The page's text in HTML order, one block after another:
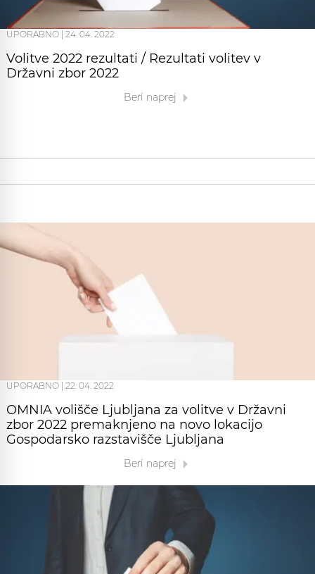
UPORABNO 24. 04. 2022
Volitve 2022 rezultati / Rezultati volitev v
Državni zbor 2022
Beri naprej
UPORABNO | 22. 04. 2022
OMNIA volišče Ljubljana za volitve v Državni
zbor 2022 premaknjeno na novo lokacijo
Gospodarsko razstavišče Ljubljana
Beri naprej